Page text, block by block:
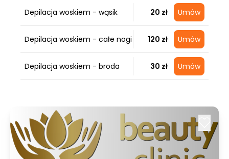
Depilacja woskiem - wąsik 20 zł Umów
Depilacja woskiem - całe nogi 120 zł Umów
Depilacja woskiem - broda 30 zł Umów